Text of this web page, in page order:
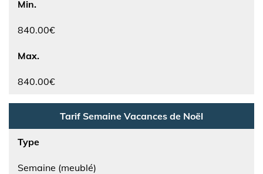
Min.
840.00€
Max.
840.00€
Tarif Semaine Vacances de Noël
Type
Semaine (meublé)